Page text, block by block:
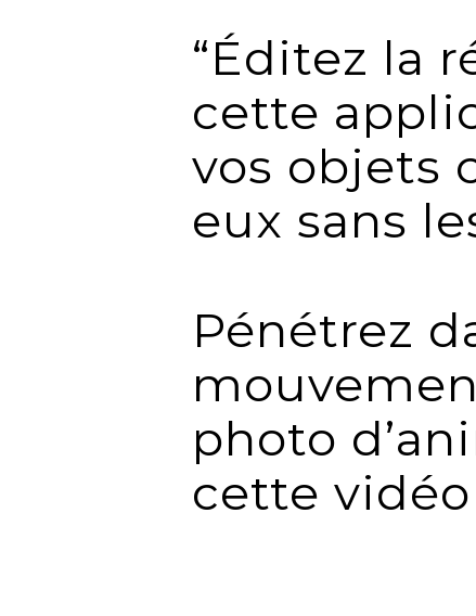
“Éditez la
cette
vos objets
eux sans
Pénétrez
photo
cette